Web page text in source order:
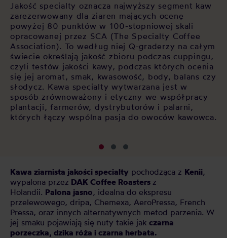
Jakość specialty oznacza najwyższy segment kaw
zarezerwowany dla ziaren mających ocenę
powyżej 80 punktów w 100-stopniowej skali
opracowanej przez SCA (The Specialty Coffee
Association). To według niej Q-graderzy na całym
świecie określają jakość zbioru podczas cuppingu,
czyli testów jakości kawy, podczas których ocenia
się jej aromat, smak, kwasowość, body, balans czy
słodycz. Kawa specialty wytwarzana jest w
sposób zrównoważony i etyczny we współpracy
plantacji, farmerów, dystrybutorów i palarni,
których łączy wspólna pasja do owoców kawowca.
Kawa ziarnista jakości specialty pochodząca z Kenii,
wypalona przez DAK Coffee Roasters z
Holandii. Palona jasno, idealna do ekspresu
przelewowego, dripa, Chemexa, AeroPressa, French
Pressa, oraz innych alternatywnych metod parzenia. W
jej smaku pojawiają się nuty takie jak czarna
porzeczka, dzika róża i czarna herbata.